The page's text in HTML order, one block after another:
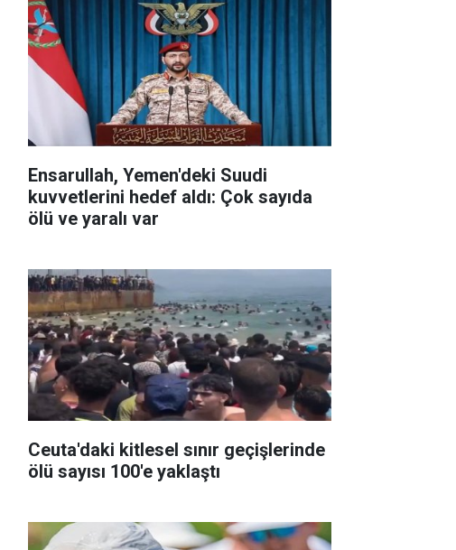
Ensarullah, Yemen'deki Suudi
kuvvetlerini hedef aldı: Çok sayıda
ölü ve yaralı var
Ceuta'daki kitlesel sınır geçişlerinde
ölü sayısı 100'e yaklaştı